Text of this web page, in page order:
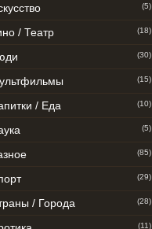
(5)
(18)
/ Театр
(30)
(15)
(10)
/ Еда
(5)
(85)
(29)
(28)
/ Города
(11)